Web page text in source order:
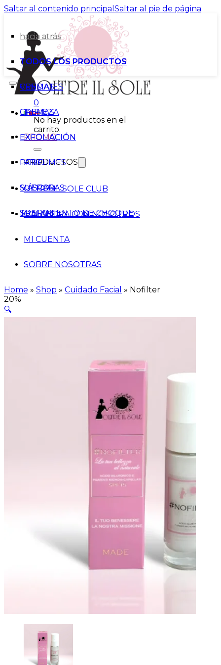
Saltar al contenido principal Saltar al pie de página
0
No hay productos en el
carrito.
PROMO
PRODUCTOS
hacia atrás
TODOS LOS PRODUCTOS
VENDAJES
CREMAS
EXFOLIACIÓN
PERFUMES
SUEROS
TRATAMIENTO DE CHOQUE
hacia atrás
TODOS LOS PRODUCTOS
CREMAS
LIMPIEZA
EXFOLIACIÓN
LABIO
MÁSCARAS
SUEROS
OLTRE IL SOLE CLUB
COLABORA CON NOSOTROS
MI CUENTA
SOBRE NOSOTRAS
Home » Shop » Cuidado Facial » Nofilter
20%
🔍